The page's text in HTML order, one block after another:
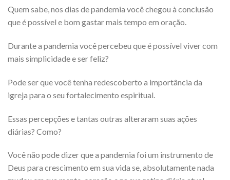
Quem sabe, nos dias de pandemia você chegou à conclusão
que é possível e bom gastar mais tempo em oração.
Durante a pandemia você percebeu que é possível viver com
mais simplicidade e ser feliz?
Pode ser que você tenha redescoberto a importância da
igreja para o seu fortalecimento espiritual.
Essas percepções e tantas outras alteraram suas ações
diárias? Como?
Você não pode dizer que a pandemia foi um instrumento de
Deus para crescimento em sua vida se, absolutamente nada